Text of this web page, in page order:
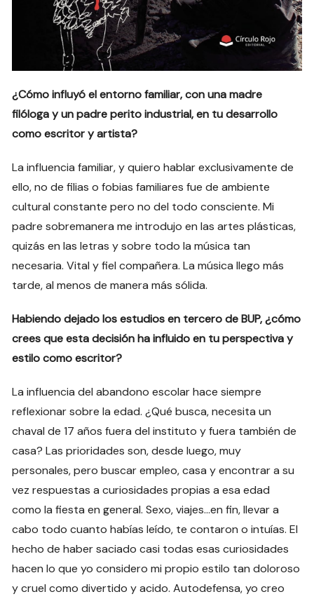
¿Cómo influyó el entorno familiar, con una madre
filóloga y un padre perito industrial, en tu desarrollo
como escritor y artista?
La influencia familiar, y quiero hablar exclusivamente de
ello, no de filias o fobias familiares fue de ambiente
cultural constante pero no del todo consciente. Mi
padre sobremanera me introdujo en las artes plásticas,
quizás en las letras y sobre todo la música tan
necesaria. Vital y fiel compañera. La música llego más
tarde, al menos de manera más sólida.
Habiendo dejado los estudios en tercero de BUP, ¿cómo
crees que esta decisión ha influido en tu perspectiva y
estilo como escritor?
La influencia del abandono escolar hace siempre
reflexionar sobre la edad. ¿Qué busca, necesita un
chaval de 17 años fuera del instituto y fuera también de
casa? Las prioridades son, desde luego, muy
personales, pero buscar empleo, casa y encontrar a su
vez respuestas a curiosidades propias a esa edad
como la fiesta en general. Sexo, viajes…en fin, llevar a
cabo todo cuanto habías leído, te contaron o intuías. El
hecho de haber saciado casi todas esas curiosidades
hacen lo que yo considero mi propio estilo tan doloroso
y cruel como divertido y acido. Autodefensa, yo creo